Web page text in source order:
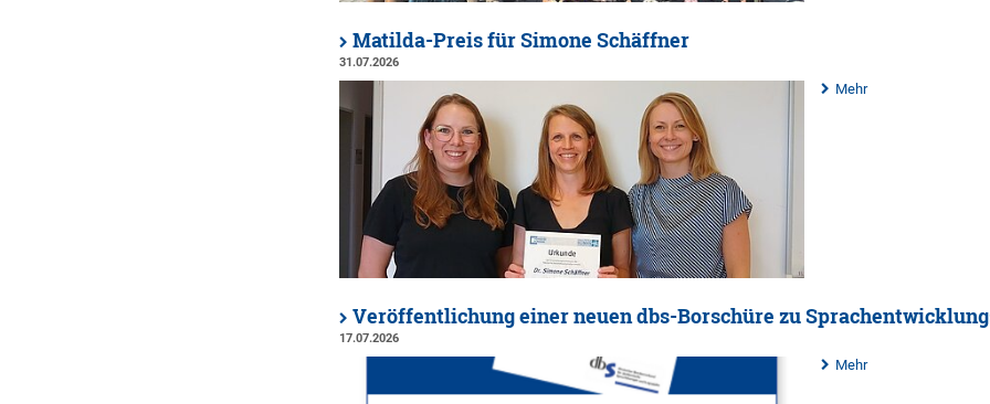
Matilda-Preis für Simone Schäffner
31.07.2026
Mehr
Veröffentlichung einer neuen dbs-Borschüre zu
17.07.2026
Mehr